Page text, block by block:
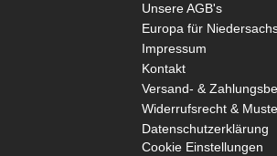
Unsere AGB's
Europa für
Impressum
Kontakt
Versand- &
Widerrufsrecht &
Datenschutzerklärung
Cookie Einstellungen